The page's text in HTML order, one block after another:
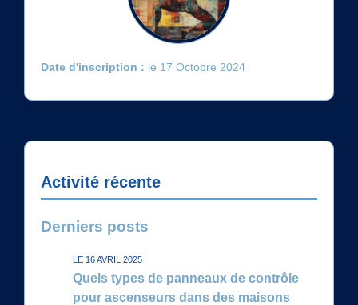
Date d'inscription : le 17 Octobre 2024
Activité récente
Derniers posts
LE 16 AVRIL 2025
Quels types de panneaux de contrôle
pour ascenseurs dans des maisons